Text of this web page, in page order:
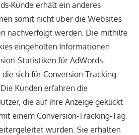
Kunde erhält ein anderes
somit nicht über die Websites
nachverfolgt werden. Die mithilfe
eingeholten Informationen
Statistiken für AdWords-
sich für Conversion-Tracking
Kunden erfahren die
die auf ihre Anzeige geklickt
einem Conversion-Tracking-Tag
wurden. Sie erhalten